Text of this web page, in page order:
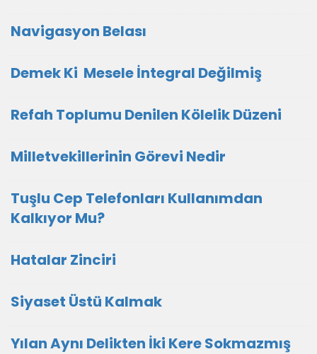
Navigasyon Belası
Demek Ki Mesele İntegral Değilmiş
Refah Toplumu Denilen Kölelik Düzeni
Milletvekillerinin Görevi Nedir
Tuşlu Cep Telefonları Kullanımdan
Kalkıyor Mu?
Hatalar Zinciri
Siyaset Üstü Kalmak
Yılan Aynı Delikten İki Kere Sokmazmış